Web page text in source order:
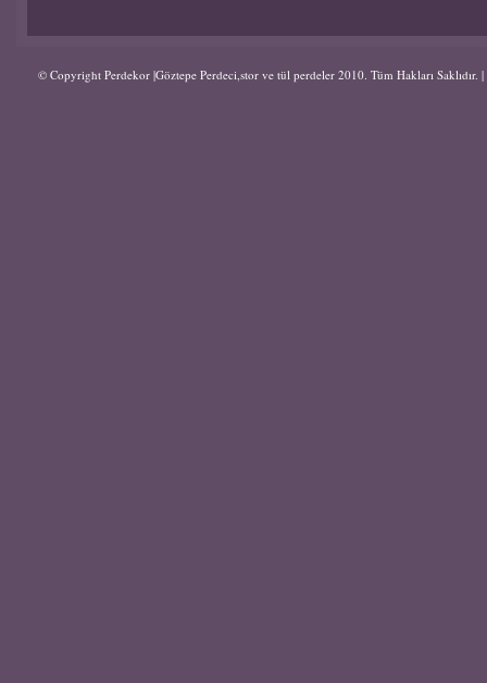
© Copyright Perdekor |Göztepe Perdeci,stor ve tül perdeler 2010. Tüm Hakları Saklıdır. |